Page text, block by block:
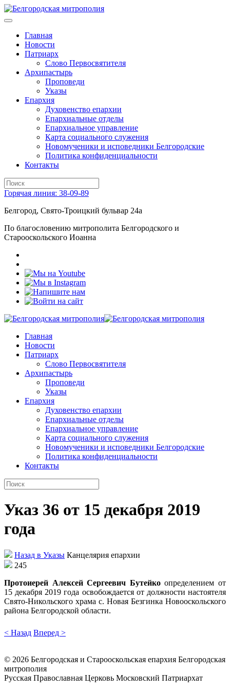
Главная
Новости
Патриарх
Слово Первосвятителя
Архипастырь
Проповеди
Указы
Епархия
Духовенство епархии
Епархиальные отделы
Епархиальное управление
Карта социального служения
Новомученики и исповедники Белгородские
Политика конфиденциальности
Контакты
Горячая линия: 38-09-89
Белгород, Свято-Троицкий бульвар 24а
По благословению митрополита Белгородского и
Старооскольского Иоанна
Главная
Новости
Патриарх
Слово Первосвятителя
Архипастырь
Проповеди
Указы
Епархия
Духовенство епархии
Епархиальные отделы
Епархиальное управление
Карта социального служения
Новомученики и исповедники Белгородские
Политика конфиденциальности
Контакты
Указ 36 от 15 декабря 2019
года
Назад в Указы Канцелярия епархии
245
Протоиерей Алексей Сергеевич Бутейкоопределением от
15 декабря 2019 года освобождается от должности настоятеля
Свято-Никольского храма с. Новая Безгинка Новооскольского
района Белгородской области.
< Назад Вперед >
© 2026 Белгородская и Старооскольская епархия Белгородская
митрополия
Русская Православная Церковь Московский Патриархат